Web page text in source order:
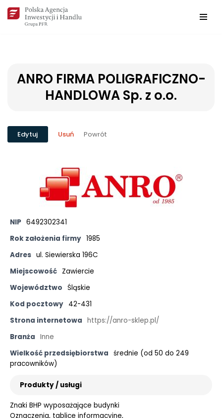
Przejdź
ANRO FIRMA POLIGRAFICZNO-
HANDLOWA Sp. z o.o.
Edytuj Usuń Powrót
NIP 6492302341
Rok założenia firmy 1985
Adres ul. Siewierska 196C
Miejscowość Zawiercie
Województwo Śląskie
Kod pocztowy 42-431
Strona internetowa https://anro-sklep.pl/
Branża Inne
Wielkość przedsiębiorstwa średnie (od 50 do 249
pracowników)
Produkty / usługi
Znaki BHP wyposażające budynki
Oznaczenia, tablice informacyjne,